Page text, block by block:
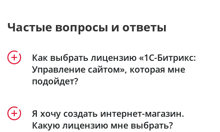
Частые вопросы и ответы
Как выбрать лицензию «1С-Битрикс:
Управление сайтом», которая мне
подойдет?
Продукт «1С-Битрикс: Управление сайтом»
включает 5 лицензий – «Старт», «Стандарт»,
Я хочу создать интернет-магазин.
Какую лицензию мне выбрать?